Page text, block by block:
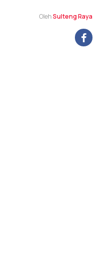
OlehSulteng Raya